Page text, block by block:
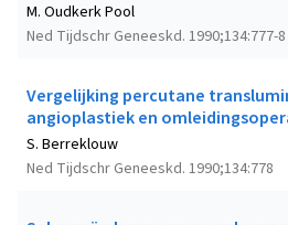
Ned Tijdschr Geneeskd. 1990;134:777-8
M. Oudkerk Pool
Vergelijking percutane
angioplastiek en
Ned Tijdschr Geneeskd. 1990;134:778
S. Berreklouw